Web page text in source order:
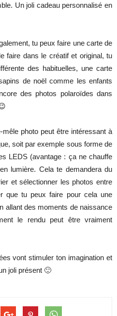
Un joli cadeau personnalisé en
tu peux faire une carte de
faire dans le créatif et original, tu
des habituelles, une carte
de noël comme les enfants
des photos polaroïdes dans
photo peut être intéressant à
soit par exemple sous forme de
LEDS (avantage : ça ne chauffe
lumière. Cela te demandera du
et sélectionner les photos entre
que tu peux faire pour cela une
allant des moments de naissance
le rendu peut être vraiment
vont stimuler ton imagination et
joli présent 🙂